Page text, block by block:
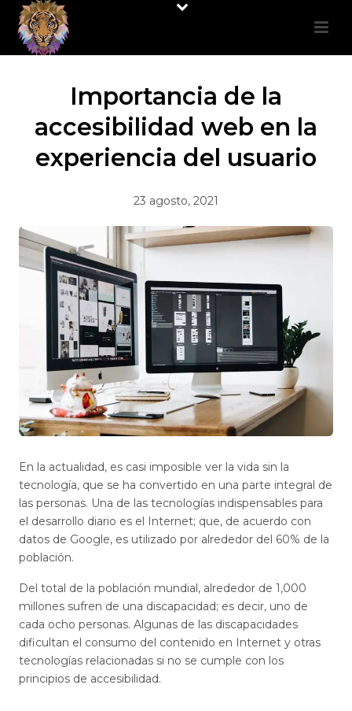
Importancia de la
accesibilidad web en la
experiencia del usuario
23 agosto, 2021
En la actualidad, es casi imposible ver la vida sin la
tecnología, que se ha convertido en una parte integral de
las personas. Una de las tecnologías indispensables para
el desarrollo diario es el Internet; que, de acuerdo con
datos de Google, es utilizado por alrededor del 60% de la
población.
Del total de la población mundial, alrededor de 1,000
millones sufren de una discapacidad; es decir, uno de
cada ocho personas. Algunas de las discapacidades
dificultan el consumo del contenido en Internet y otras
tecnologías relacionadas si no se cumple con los
principios de accesibilidad.